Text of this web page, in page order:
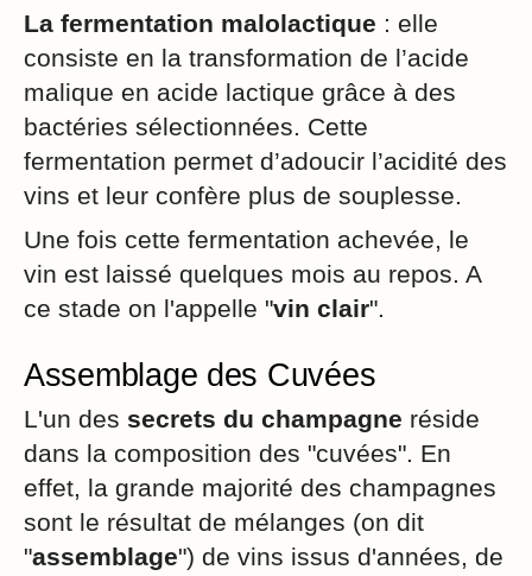
La fermentation malolactique : elle
consiste en la transformation de l’acide
malique en acide lactique grâce à des
bactéries sélectionnées. Cette
fermentation permet d’adoucir l’acidité des
vins et leur confère plus de souplesse.
Une fois cette fermentation achevée, le
vin est laissé quelques mois au repos. A
ce stade on l'appelle "vin clair".
Assemblage des Cuvées
L'un des secrets du champagne réside
dans la composition des "cuvées". En
effet, la grande majorité des champagnes
sont le résultat de mélanges (on dit
"assemblage") de vins issus d'années, de